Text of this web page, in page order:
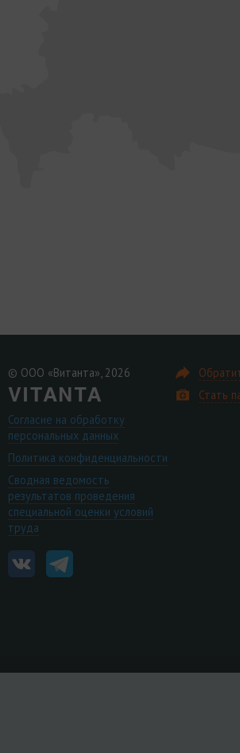
© ООО «Витанта», 2026
Согласие на обработку
персональных данных
Политика конфиденциальности
Сводная ведомость
результатов проведения
специальной оценки условий
труда
Стать